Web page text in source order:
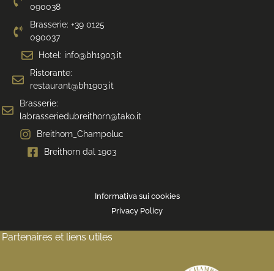
090038
Brasserie: +39 0125
090037
Hotel: info@bh1903.it
Ristorante:
restaurant@bh1903.it
Brasserie:
labrasseriedubreithorn@tako.it
Breithorn_Champoluc
Breithorn dal 1903
Informativa sui cookies
Privacy Policy
Partenaires et liens utiles